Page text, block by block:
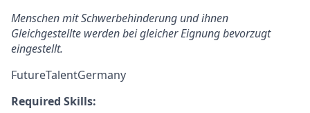
Menschen mit Schwerbehinderung und ihnen
Gleichgestellte werden bei gleicher Eignung bevorzugt
eingestellt.
FutureTalentGermany
Required Skills: